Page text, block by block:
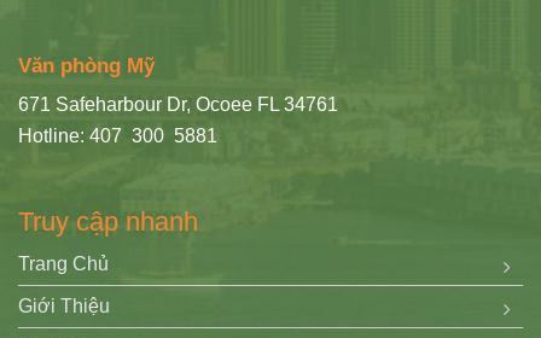
Văn phòng Mỹ
671 Safeharbour Dr, Ocoee FL 34761
Hotline: 407 300 5881
Truy cập nhanh
Trang Chủ
Giới Thiệu